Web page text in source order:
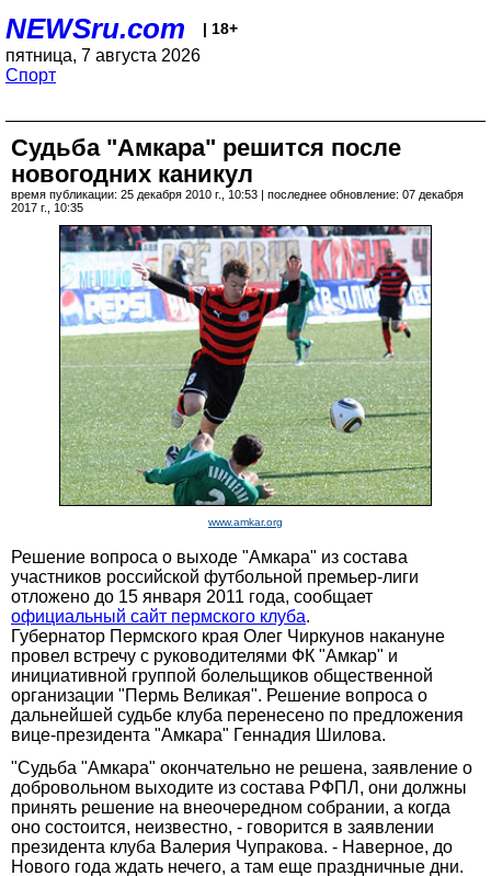
NEWSru.com | 18+
пятница, 7 августа 2026
Спорт
Судьба "Амкара" решится после
новогодних каникул
время публикации: 25 декабря 2010 г., 10:53 | последнее обновление: 07 декабря
2017 г., 10:35
www.amkar.org
Решение вопроса о выходе "Амкара" из состава
участников российской футбольной премьер-лиги
отложено до 15 января 2011 года, сообщает
официальный сайт пермского клуба.
Губернатор Пермского края Олег Чиркунов накануне
провел встречу с руководителями ФК "Амкар" и
инициативной группой болельщиков общественной
организации "Пермь Великая". Решение вопроса о
дальнейшей судьбе клуба перенесено по предложения
вице-президента "Амкара" Геннадия Шилова.
"Судьба "Амкара" окончательно не решена, заявление о
добровольном выходите из состава РФПЛ, они должны
принять решение на внеочередном собрании, а когда
оно состоится, неизвестно, - говорится в заявлении
президента клуба Валерия Чупракова. - Наверное, до
Нового года ждать нечего, а там еще праздничные дни.